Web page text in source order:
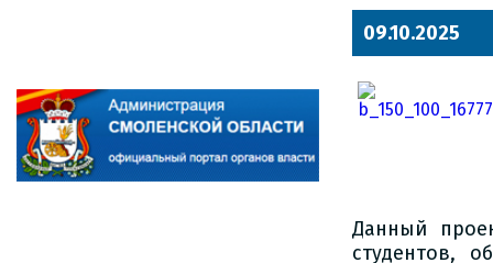
09.10.2025
Данный
студентов,